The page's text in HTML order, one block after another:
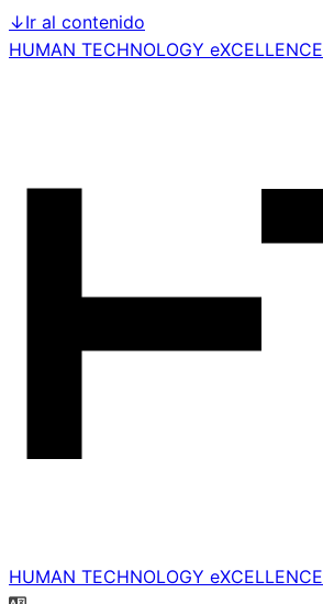
↓Ir al contenido
HUMAN TECHNOLOGY eXCELLENCE
HUMAN TECHNOLOGY eXCELLENCE